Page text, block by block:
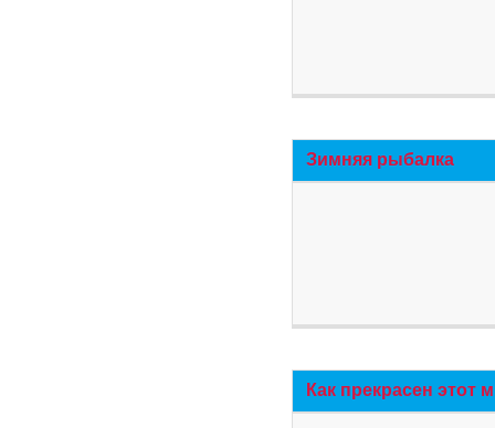
Зимняя рыбалка
Как прекрасен этот